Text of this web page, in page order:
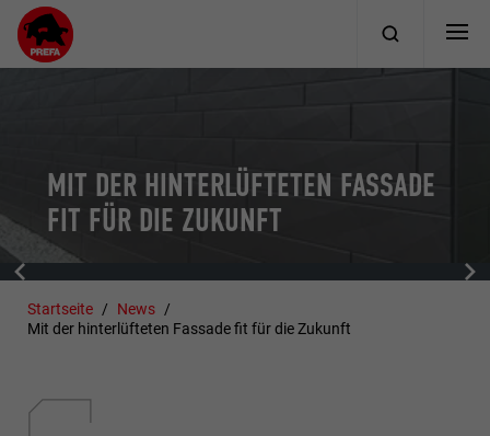
MIT DER HINTERLÜFTETEN FASSADE
FIT FÜR DIE ZUKUNFT
Startseite
News
Mit der hinterlüfteten Fassade fit für die Zukunft